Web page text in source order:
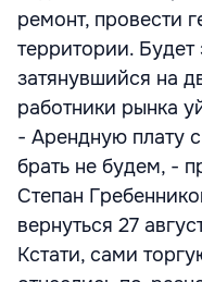
ремонт, провести
территории. Будет
затянувшийся на
работники рынка
- Арендную плату
брать не будем, -
Степан
вернуться 27
Кстати, сами